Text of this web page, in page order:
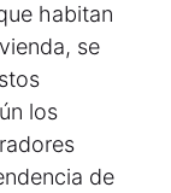
habitan
se
los
de